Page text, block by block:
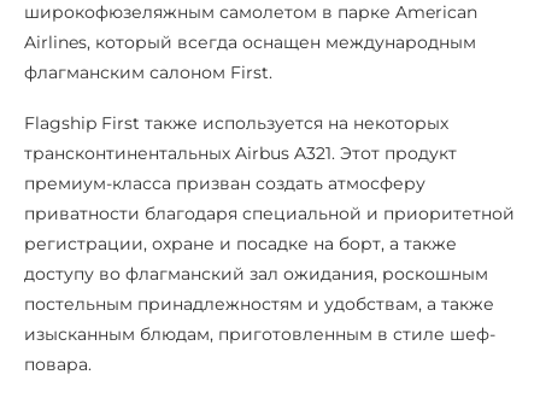
широкофюзеляжным самолетом в парке American
Airlines, который всегда оснащен международным
флагманским салоном First.
Flagship First также используется на некоторых
трансконтинентальных Airbus A321. Этот продукт
премиум-класса призван создать атмосферу
приватности благодаря специальной и приоритетной
регистрации, охране и посадке на борт, а также
доступу во флагманский зал ожидания, роскошным
постельным принадлежностям и удобствам, а также
изысканным блюдам, приготовленным в стиле шеф-
повара.